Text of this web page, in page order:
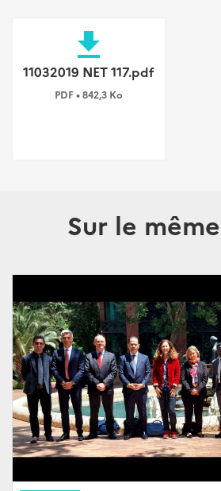
file_download
11032019 NET 117.pdf
PDF • 842,3 Ko
Sur le